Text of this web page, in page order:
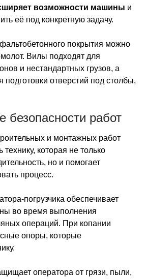
возможности машины и
её под конкретную задачу.
покрытия можно
Вилы подходят для
и нестандартных грузов, а
отверстий под столбы,
работ
и монтажных работ
которая не только
но и помогает
процесс.
погрузчика обеспечивает
во время выполнения
операций. При копании
опоры, которые
оператора от грязи, пыли,